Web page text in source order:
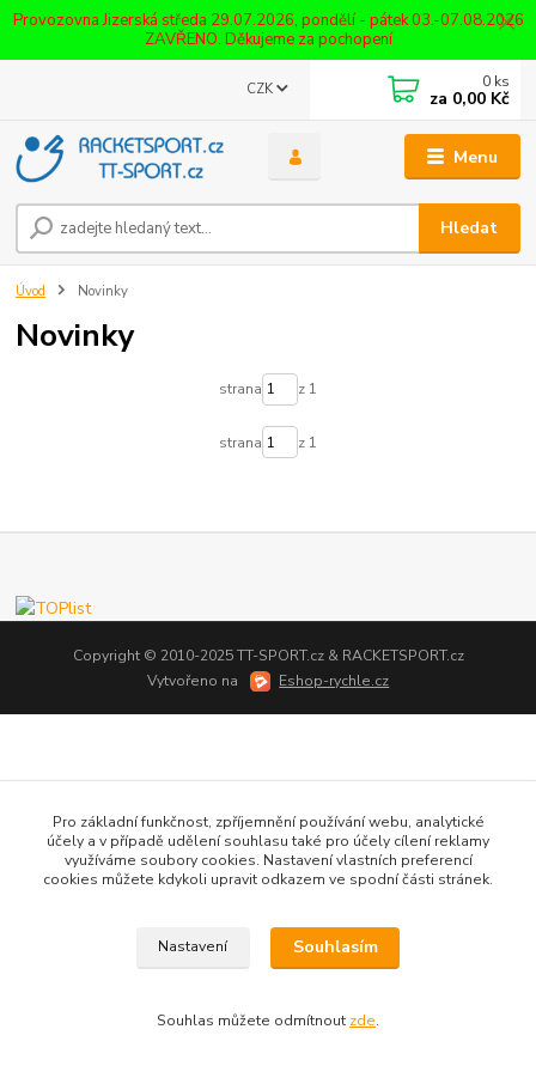
Provozovna Jizerská středa 29.07.2026, pondělí - pátek 03.-07.08.2026
ZAVŘENO. Děkujeme za pochopení
Menu
CZK
Hledat
0 ks
za 0,00 Kč
Úvod Novinky
Novinky
strana z 1
strana z 1
Copyright © 2010-2025 TT-SPORT.cz & RACKETSPORT.cz
Vytvořeno na
Eshop-rychle.cz
Pro základní funkčnost, zpříjemnění používání webu, analytické
účely a v případě udělení souhlasu také pro účely cílení reklamy
využíváme soubory cookies. Nastavení vlastních preferencí
cookies můžete kdykoli upravit odkazem ve spodní části stránek.
Nastavení Souhlasím
Souhlas můžete odmítnout zde.